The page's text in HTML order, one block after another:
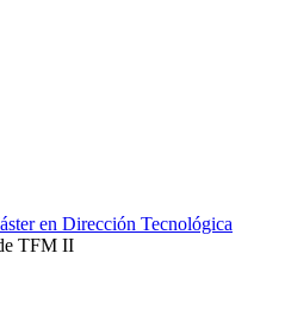
en Dirección Tecnológica
TFM II